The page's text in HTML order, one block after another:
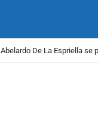
Abelardo De La Espriella se